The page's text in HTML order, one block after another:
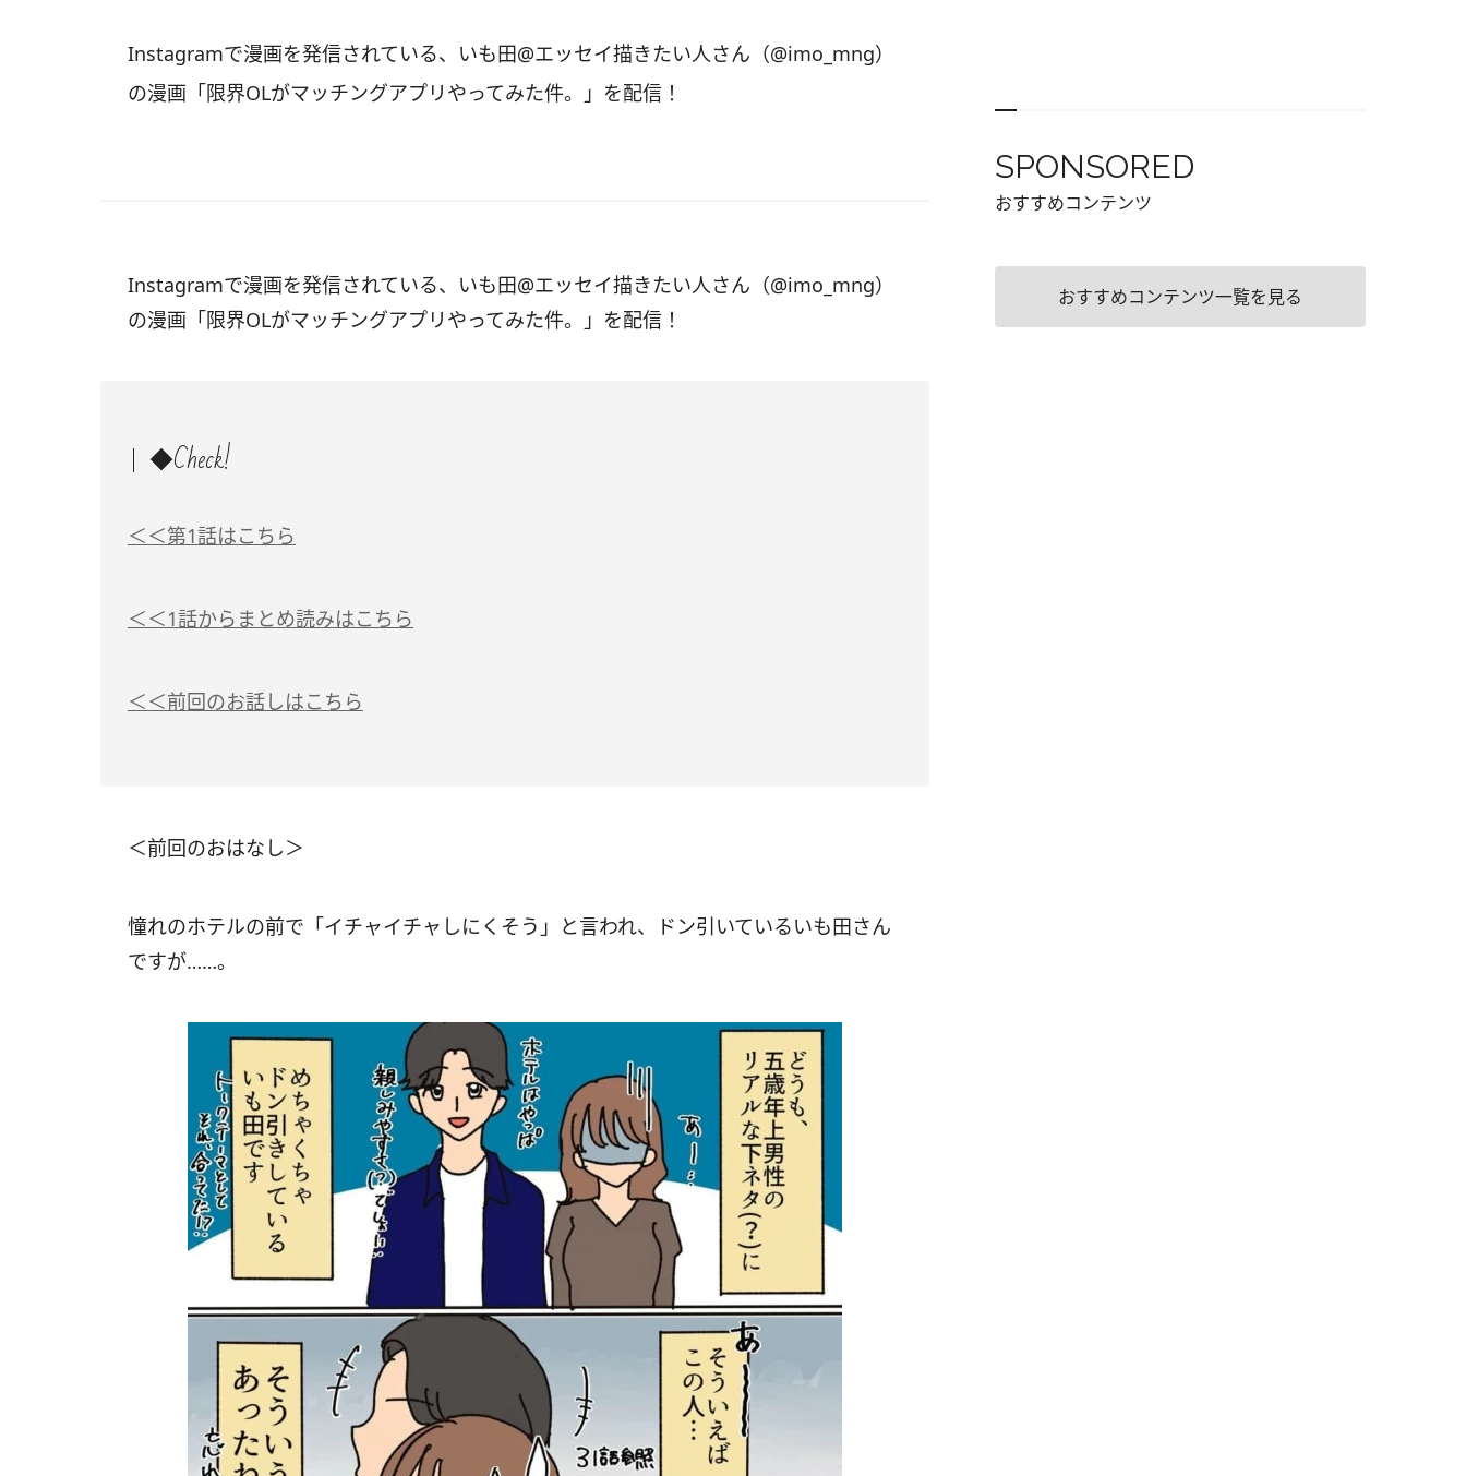
Instagramで漫画を発信されている、いも田@エッセイ描きたい人さん（@imo_mng）
の漫画「限界OLがマッチングアプリやってみた件。」を配信！
Instagramで漫画を発信されている、いも田@エッセイ描きたい人さん（@imo_mng）
の漫画「限界OLがマッチングアプリやってみた件。」を配信！
◆Check!
＜＜第1話はこちら
＜＜1話からまとめ読みはこちら
＜＜前回のお話しはこちら
＜前回のおはなし＞
憧れのホテルの前で「イチャイチャしにくそう」と言われ、ドン引いているいも田さん
ですが……。
SPONSORED
おすすめコンテンツ
おすすめコンテンツ一覧を見る